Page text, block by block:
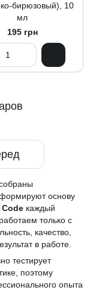
бирюзовый), 10
мл
195 грн
основу
Code каждый
только с
качество,
в работе.
тестирует
поэтому
опыта